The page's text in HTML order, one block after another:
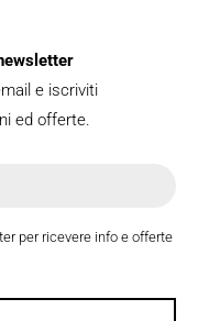
e iscriviti
ed offerte.
per ricevere info e offerte